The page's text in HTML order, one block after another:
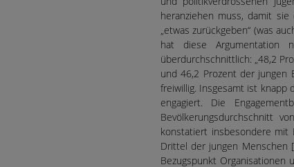
heranziehen muss, damit
„etwas zurückgeben“ (was
hat diese Argumentation
überdurchschnittlich: „48,2
und 46,2 Prozent der jungen
freiwillig. Insgesamt ist knapp
engagiert. Die
Bevölkerungsdurchschnitt
konstatiert insbesondere mit
Drittel der jungen Menschen
Bezugspunkt Organisationen